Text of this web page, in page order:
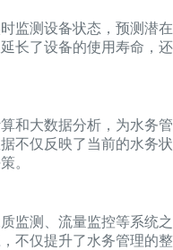
监测设备状态，预测潜在
长了设备的使用寿命，还
和大数据分析，为水务管
不仅反映了当前的水务状
。
监测、流量监控等系统之
不仅提升了水务管理的整